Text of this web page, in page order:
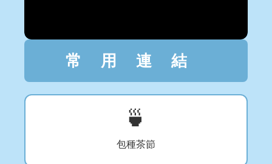
常用連結
🍵
包種茶節